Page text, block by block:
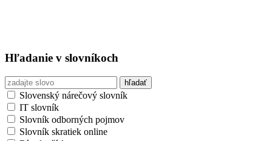
Hľadanie v slovníkoch
Slovenský nárečový slovník
IT slovník
Slovník odborných pojmov
Slovník skratiek online